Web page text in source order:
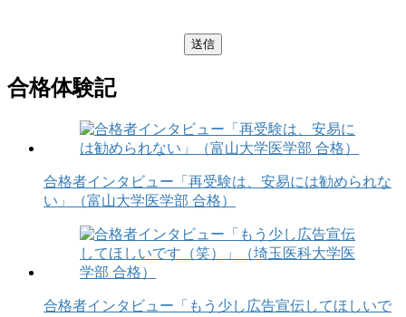
合格体験記
合格者インタビュー「再受験は、安易には勧められな
い」（富山大学医学部 合格）
合格者インタビュー「もう少し広告宣伝してほしいで